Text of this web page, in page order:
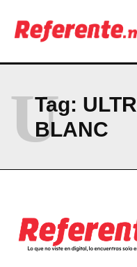
Más escuelas renovadas:
a clases
Company
ABOUT
PRIVACY
NEWSLETTER
Tag:
BLANC
U